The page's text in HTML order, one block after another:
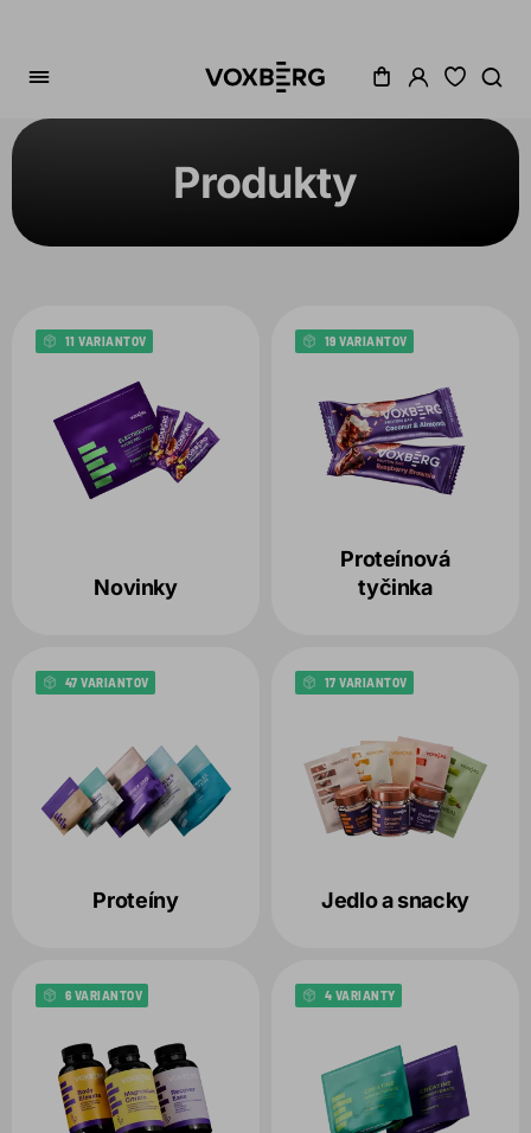
Produkty
Novinky
11 VARIANTOV
Proteínová
tyčinka
19 VARIANTOV
Proteíny
47 VARIANTOV
Jedlo a snacky
17 VARIANTOV
6 VARIANTOV 4 VARIANTY
Cena
Akcia
Dostupné
Produkt
Zvolené filtre:
VARIANT:DISCOVERY BOX